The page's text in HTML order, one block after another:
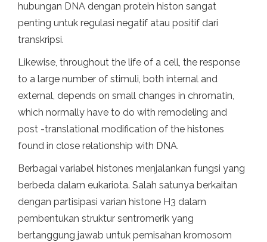
hubungan DNA dengan protein histon sangat
penting untuk regulasi negatif atau positif dari
transkripsi.
Likewise, throughout the life of a cell, the response
to a large number of stimuli, both internal and
external, depends on small changes in chromatin,
which normally have to do with remodeling and
post -translational modification of the histones
found in close relationship with DNA.
Berbagai variabel histones menjalankan fungsi yang
berbeda dalam eukariota. Salah satunya berkaitan
dengan partisipasi varian histone H3 dalam
pembentukan struktur sentromerik yang
bertanggung jawab untuk pemisahan kromosom